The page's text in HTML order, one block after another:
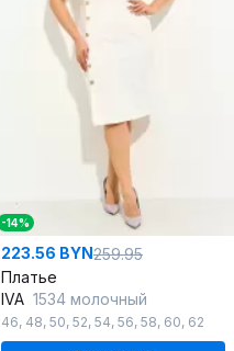
-14%
223.56 BYN259.95
Платье
IVA 1534 молочный
46, 48, 50, 52, 54, 56, 58, 60, 62